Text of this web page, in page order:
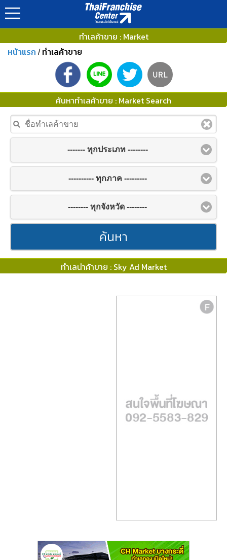
ทำเลค้าขาย : Market
หน้าแรก / ทำเลค้าขาย
ค้นหาทำเลค้าขาย : Market Search
------- ทุกประเภท --------
---------- ทุกภาค ---------
-------- ทุกจังหวัด --------
ค้นหา
ทำเลน่าค้าขาย : Sky Ad Market